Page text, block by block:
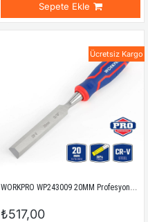
Sepete Ekle
WORKPRO WP243009 20MM Profesyonel İskarpela
₺517,00
Ücretsiz Kargo